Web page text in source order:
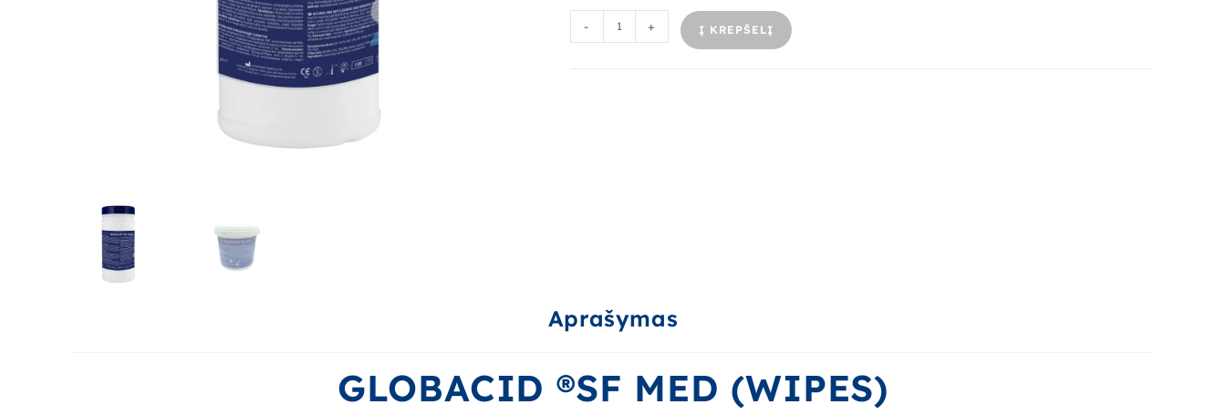
- + Į KREPŠELĮ
Aprašymas
GLOBACID ®SF MED (WIPES)